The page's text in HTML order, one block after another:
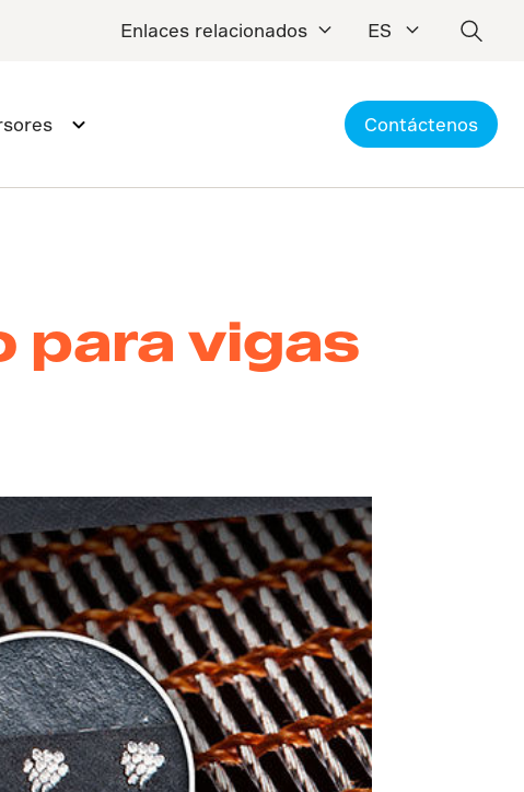
Enlaces relacionados ES
Contáctenos
para vigas